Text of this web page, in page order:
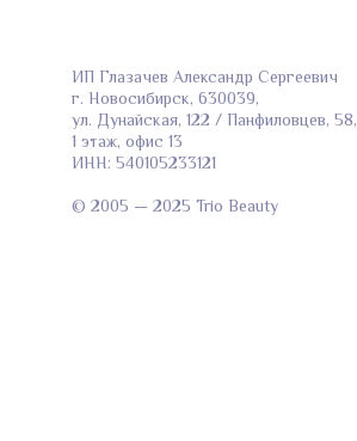
ИП Глазачев Александр Сергеевич
г. Новосибирск, 630039,
ул. Дунайская, 122 / Панфиловцев, 58,
1 этаж, офис 13
ИНН: 540105233121
© 2005 — 2025 Trio Beauty